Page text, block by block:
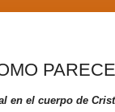
PARECE
en el cuerpo de